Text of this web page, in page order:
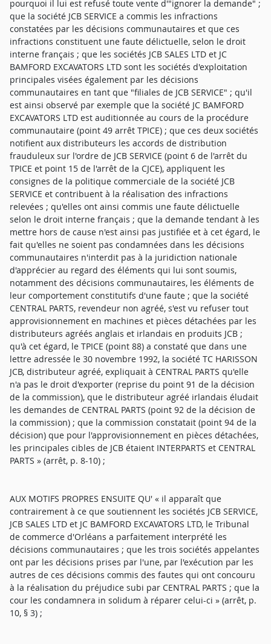
pourquoi il lui est refusé toute vente d'"ignorer la demande" ;
que la société JCB SERVICE a commis les infractions
constatées par les décisions communautaires et que ces
infractions constituent une faute délictuelle, selon le droit
interne français ; que les sociétés JCB SALES LTD et JC
BAMFORD EXCAVATORS LTD sont les sociétés d'exploitation
principales visées également par les décisions
communautaires en tant que "filiales de JCB SERVICE" ; qu'il
est ainsi observé par exemple que la société JC BAMFORD
EXCAVATORS LTD est auditionnée au cours de la procédure
communautaire (point 49 arrêt TPICE) ; que ces deux sociétés
notifient aux distributeurs les accords de distribution
frauduleux sur l'ordre de JCB SERVICE (point 6 de l'arrêt du
TPICE et point 15 de l'arrêt de la CJCE), appliquent les
consignes de la politique commerciale de la société JCB
SERVICE et contribuent à la réalisation des infractions
relevées ; qu'elles ont ainsi commis une faute délictuelle
selon le droit interne français ; que la demande tendant à les
mettre hors de cause n'est ainsi pas justifiée et à cet égard, le
fait qu'elles ne soient pas condamnées dans les décisions
communautaires n'interdit pas à la juridiction nationale
d'apprécier au regard des éléments qui lui sont soumis,
notamment des décisions communautaires, les éléments de
leur comportement constitutifs d'une faute ; que la société
CENTRAL PARTS, revendeur non agréé, s'est vu refuser tout
approvisionnement en machines et pièces détachées par les
distributeurs agréés anglais et irlandais en produits JCB ;
qu'à cet égard, le TPICE (point 88) a constaté que dans une
lettre adressée le 30 novembre 1992, la société TC HARISSON
JCB, distributeur agréé, expliquait à CENTRAL PARTS qu'elle
n'a pas le droit d'exporter (reprise du point 91 de la décision
de la commission), que le distributeur agréé irlandais éludait
les demandes de CENTRAL PARTS (point 92 de la décision de
la commission) ; que la commission constatait (point 94 de la
décision) que pour l'approvisionnement en pièces détachées,
les principales cibles de JCB étaient INTERPARTS et CENTRAL
PARTS » (arrêt, p. 8-10) ;
AUX MOTIFS PROPRES ENSUITE QU' « il apparaît que
contrairement à ce que soutiennent les sociétés JCB SERVICE,
JCB SALES LTD et JC BAMFORD EXCAVATORS LTD, le Tribunal
de commerce d'Orléans a parfaitement interprété les
décisions communautaires ; que les trois sociétés appelantes
ont par les décisions prises par l'une, par l'exécution par les
autres de ces décisions commis des fautes qui ont concouru
à la réalisation du préjudice subi par CENTRAL PARTS ; que la
cour les condamnera in solidum à réparer celui-ci » (arrêt, p.
10, § 3) ;